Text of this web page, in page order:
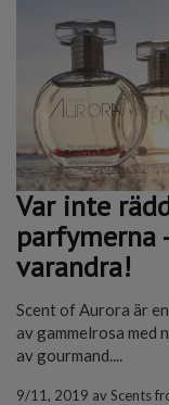
Var inte
parfymerna
varandra!
Scent of Aurora är
av gammelrosa med
av gourmand....
9/11, 2019 avScents